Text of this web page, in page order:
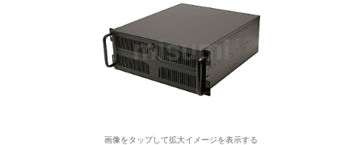
画像をタップして拡大イメージを表示する